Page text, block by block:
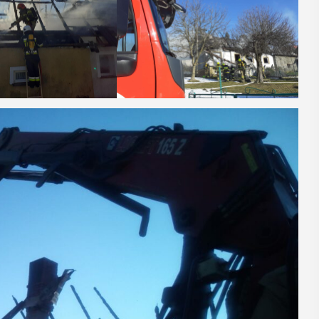
akcję
...
27
CZERWIEC
Cały dzień
Myślenice 3×3
Basket
W sobotę 27 czerwca na myślenickim
Zarabiu odbędą się koszykarskie
zawody 3x3 Basket. Rozgrywany nad
myślenickim jazem turniej ma długą i
bogatą historię, która sięga roku ...
POKAŻ SZCZEGÓŁY